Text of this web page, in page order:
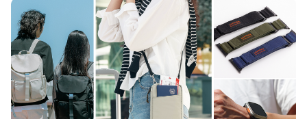
을 마련했습니다.